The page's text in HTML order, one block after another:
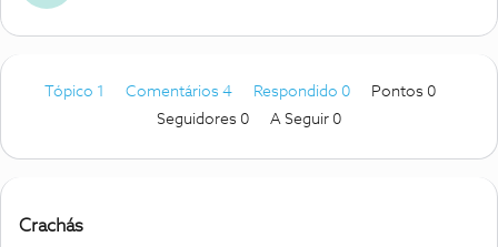
Tópico 1 Comentários 4 Respondido 0
Pontos 0
Seguidores 0 A Seguir 0
Crachás